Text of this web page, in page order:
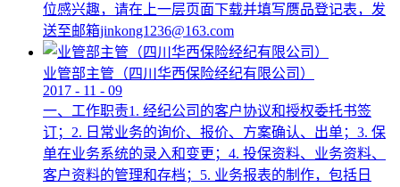
位感兴趣，请在上一层页面下载并填写赝品登记表，发
送至邮箱jinkong1236@163.com
业管部主管（四川华西保险经纪有限公司）
2017 - 11 - 09
一、工作职责1. 经纪公司的客户协议和授权委托书签
订；2. 日常业务的询价、报价、方案确认、出单；3. 保
单在业务系统的录入和变更；4. 投保资料、业务资料、
客户资料的管理和存档；5. 业务报表的制作，包括日